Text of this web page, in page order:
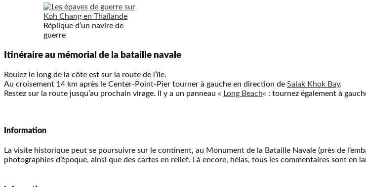
Réplique d’un navire de
guerre
Itinéraire au mémorial de la bataille navale
Roulez le long de la côte est sur la route de l’île.
Au croisement 14 km après le Center-Point-Pier tourner à gauche en direction de Salak Khok Bay.
Restez sur la route jusqu’au prochain virage. Il y a un panneau « Long Beach« : tournez également à
Information
La visite historique peut se poursuivre sur le continent, au Monument de la Bataille Navale (près de
photographies d’époque, ainsi que des cartes en relief. Là encore, hélas, tous les commentaires sont en